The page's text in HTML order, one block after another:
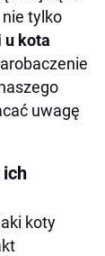
tylko
u kota
uwagę
koty